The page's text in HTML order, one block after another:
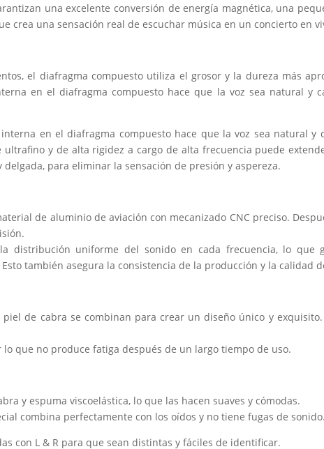
una excelente conversión de energía magnética, una
crea una sensación real de escuchar música en un concierto en
el diafragma compuesto utiliza el grosor y la dureza más
en el diafragma compuesto hace que la voz sea natural y
en el diafragma compuesto hace que la voz sea natural y
y de alta rigidez a cargo de alta frecuencia puede
para eliminar la sensación de presión y aspereza.
de aluminio de aviación con mecanizado CNC preciso.
distribución uniforme del sonido en cada frecuencia, lo que
también asegura la consistencia de la producción y la calidad
de cabra se combinan para crear un diseño único y
que no produce fatiga después de un largo tiempo de uso.
y espuma viscoelástica, lo que las hacen suaves y cómodas.
combina perfectamente con los oídos y no tiene fugas de sonido.
con L & R para que sean distintas y fáciles de identificar.